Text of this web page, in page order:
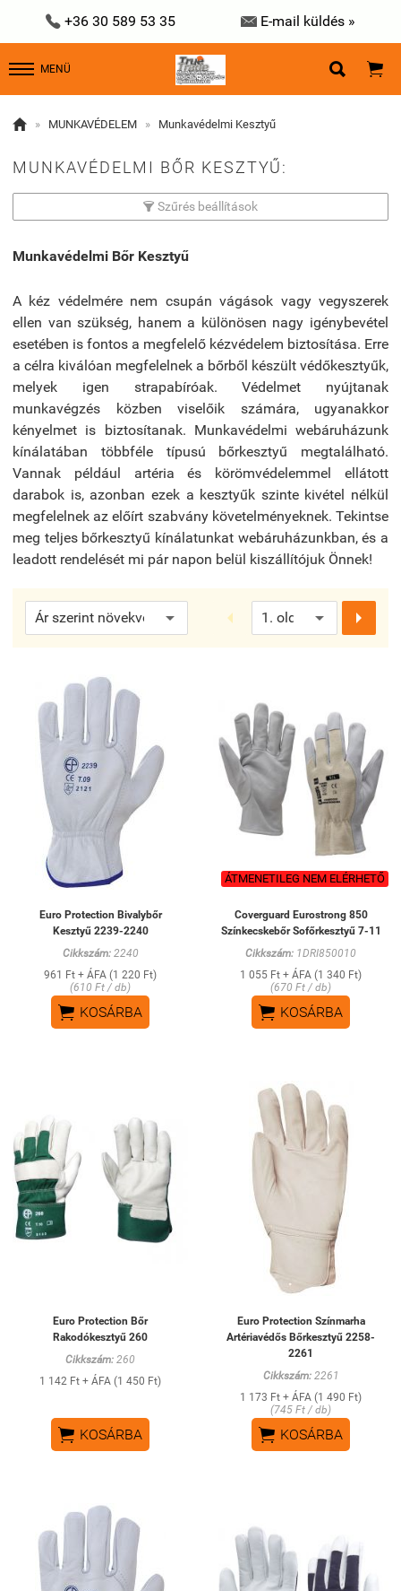
 +36 30 589 53 35  E-mail küldés »
MENÜ  
 » MUNKAVÉDELEM » Munkavédelmi Kesztyű
MUNKAVÉDELMI BŐR KESZTYŰ:
 Szűrés beállítások
Munkavédelmi Bőr Kesztyű
A kéz védelmére nem csupán vágások vagy vegyszerek
ellen van szükség, hanem a különösen nagy igénybevétel
esetében is fontos a megfelelő kézvédelem biztosítása. Erre
a célra kiválóan megfelelnek a bőrből készült védőkesztyűk,
melyek igen strapabíróak. Védelmet nyújtanak
munkavégzés közben viselőik számára, ugyanakkor
kényelmet is biztosítanak. Munkavédelmi webáruházunk
kínálatában többféle típusú bőrkesztyű megtalálható.
Vannak például artéria és körömvédelemmel ellátott
darabok is, azonban ezek a kesztyűk szinte kivétel nélkül
megfelelnek az előírt szabvány követelményeknek. Tekintse
meg teljes bőrkesztyű kínálatunkat webáruházunkban, és a
leadott rendelését mi pár napon belül kiszállítójuk Önnek!
 
Euro Protection Bivalybőr
Kesztyű 2239-2240
Cikkszám:2240
961 Ft + ÁFA (1 220 Ft)
(610 Ft / db)
 KOSÁRBA
ÁTMENETILEG NEM ELÉRHETŐ
Coverguard Eurostrong 850
Színkecskebőr Sofőrkesztyű 7-11
Cikkszám: 1DRI850010
1 055 Ft + ÁFA (1 340 Ft)
(670 Ft / db)
 KOSÁRBA
Euro Protection Bőr
Rakodókesztyű 260
Cikkszám: 260
1 142 Ft + ÁFA (1 450 Ft)
 KOSÁRBA
Euro Protection Színmarha
Artériavédős Bőrkesztyű 2258-
2261
Cikkszám:2261
1 173 Ft + ÁFA (1 490 Ft)
(745 Ft / db)
 KOSÁRBA